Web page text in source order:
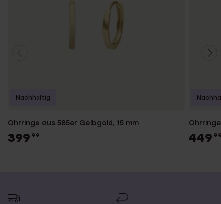
Ohrringe aus 585er Gelbgold, 15 mm
399 99
Nachhaltig
449